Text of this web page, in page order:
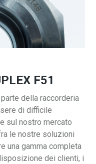
F51
della raccorderia
di difficile
sul nostro mercato
le nostre soluzioni
una gamma completa
dei clienti, i